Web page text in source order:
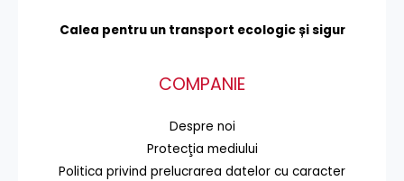
Calea pentru un transport ecologic și sigur
COMPANIE
Despre noi
Protecţia mediului
Politica privind prelucrarea datelor cu caracter